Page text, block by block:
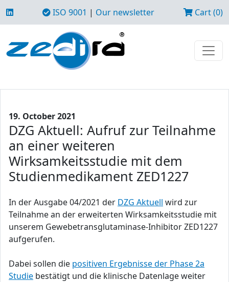
ISO 9001 | Our newsletter Cart (0)
19. October 2021
DZG Aktuell: Aufruf zur Teilnahme
an einer weiteren
Wirksamkeitsstudie mit dem
Studienmedikament ZED1227
In der Ausgabe 04/2021 der DZG Aktuell wird zur
Teilnahme an der erweiterten Wirksamkeitsstudie mit
unserem Gewebetransglutaminase-Inhibitor ZED1227
aufgerufen.
Dabei sollen die positiven Ergebnisse der Phase 2a
Studie bestätigt und die klinische Datenlage weiter